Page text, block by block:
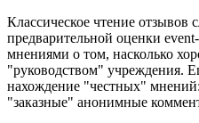
Классическое чтение
предварительной оценки
мнениями о том, насколько
"руководством" учреждения.
нахождение "честных"
"заказные" анонимные